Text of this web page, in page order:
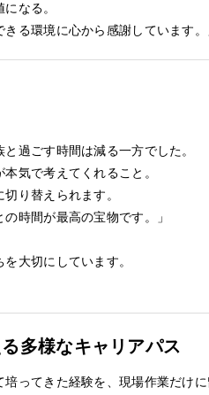
なる。
る環境に心から感謝しています。
過ごす時間は減る一方でした。
気で考えてくれること。
り替えられます。
時間が最高の宝物です。」
大切にしています。
多様なキャリアパス
ってきた経験を、現場作業だけに